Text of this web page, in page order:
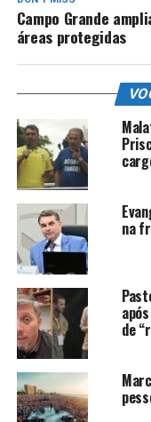
Campo Grande
áreas protegidas
na
de